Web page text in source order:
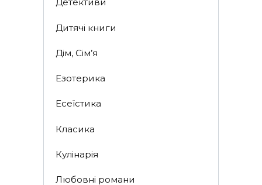
Дитячі книги
Дім, Сім’я
Езотерика
Есеїстика
Класика
Кулінарія
Любовні романи